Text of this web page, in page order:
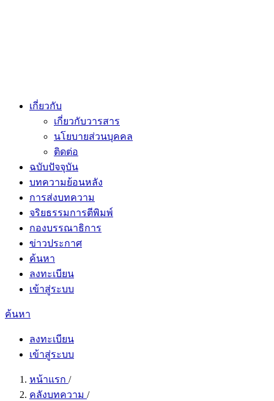
เกี่ยวกับ
เกี่ยวกับวารสาร
นโยบายส่วนบุคคล
ติดต่อ
ฉบับปัจจุบัน
บทความย้อนหลัง
การส่งบทความ
จริยธรรมการตีพิมพ์
กองบรรณาธิการ
ข่าวประกาศ
ค้นหา
ลงทะเบียน
เข้าสู่ระบบ
ค้นหา
ลงทะเบียน
เข้าสู่ระบบ
หน้าแรก /
คลังบทความ /